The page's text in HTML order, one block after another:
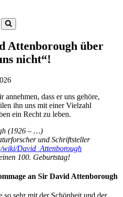
Attenborough über
nicht“!
annehmen, dass er uns gehöre,
ihn uns mit einer Vielzahl
ein Recht zu leben.
(1926 – …)
und Schriftsteller
wiki/David_Attenborough
100. Geburtstag!
an Sir David Attenborough